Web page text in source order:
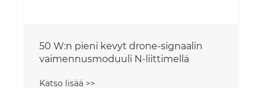
5.8G UAV-signaalin vaimennusmoduuli